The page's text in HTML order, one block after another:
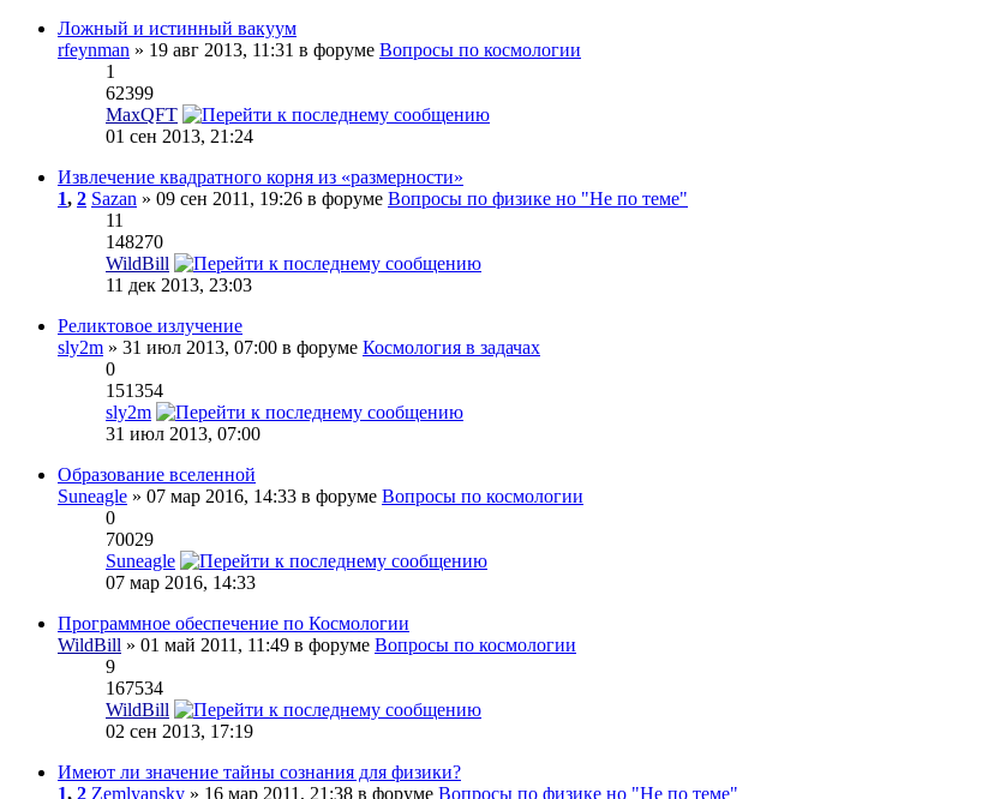
Ложный и истинный вакуум
rfeynman » 19 авг 2013, 11:31 в форуме Вопросы по космологии
1
62399
MaxQFT
01 сен 2013, 21:24
Извлечение квадратного корня из «размерности»
1, 2 Sazan » 09 сен 2011, 19:26 в форуме Вопросы по физике но "Не по теме"
11
148270
WildBill
11 дек 2013, 23:03
Реликтовое излучение
sly2m » 31 июл 2013, 07:00 в форуме Космология в задачах
0
151354
sly2m
31 июл 2013, 07:00
Образование вселенной
Suneagle » 07 мар 2016, 14:33 в форуме Вопросы по космологии
0
70029
Suneagle
07 мар 2016, 14:33
Программное обеспечение по Космологии
WildBill » 01 май 2011, 11:49 в форуме Вопросы по космологии
9
167534
WildBill
02 сен 2013, 17:19
Имеют ли значение тайны сознания для физики?
1, 2 Zemlyansky » 16 мар 2011, 21:38 в форуме Вопросы по физике но "Не по теме"